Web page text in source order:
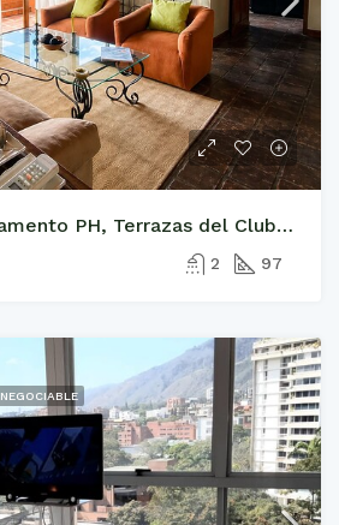
ALQUILER Apartamento PH, Terrazas del Club Hípico
2 97
NEGOCIABLE